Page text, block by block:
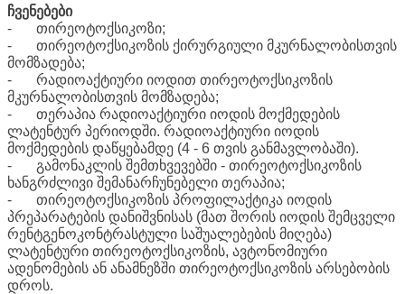
ჩვენებები
-
თირეოტოქსიკოზი;
-
თირეოტოქსიკოზის ქირურგიული მკურნალობისთვის
მომზადება;
-
რადიოაქტიური იოდით თირეოტოქსიკოზის
მკურნალობისთვის მომზადება;
-
თერაპია რადიოაქტიური იოდის მოქმედების
ლატენტურ პერიოდში. რადიოაქტიური იოდის
მოქმედების დაწყებამდე (4 - 6 თვის განმავლობაში).
-
გამონაკლის შემთხვევებში - თირეოტოქსიკოზის
ხანგრძლივი შემანარჩუნებელი თერაპია;
-
თირეოტოქსიკოზის პროფილაქტიკა იოდის
პრეპარატების დანიშვნისას (მათ შორის იოდის შემცველი
რენტგენოკონტრასტული საშუალებების მიღება)
ლატენტური თირეოტოქსიკოზის, ავტონომიური
ადენომების ან ანამნეზში თირეოტოქსიკოზის არსებობის
დროს.